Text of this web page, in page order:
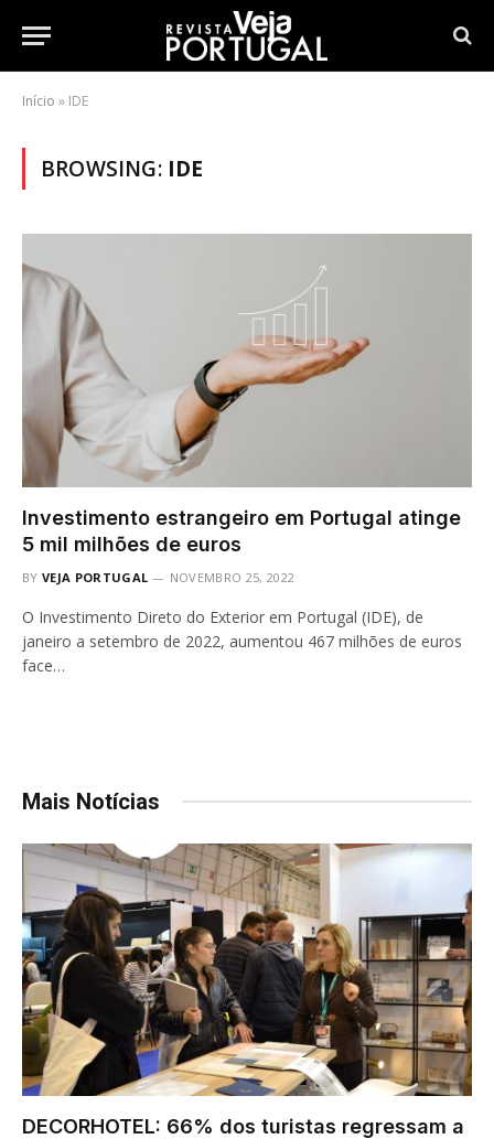
Início » IDE
BROWSING: IDE
Investimento estrangeiro em Portugal atinge
5 mil milhões de euros
BY VEJA PORTUGAL NOVEMBRO 25, 2022
O Investimento Direto do Exterior em Portugal (IDE), de
janeiro a setembro de 2022, aumentou 467 milhões de euros
face…
Mais Notícias
DECORHOTEL: 66% dos turistas regressam a